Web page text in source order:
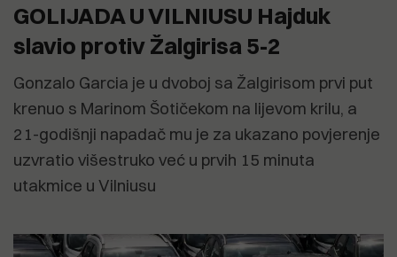
GOLIJADA U VILNIUSU Hajduk
slavio protiv Žalgirisa 5-2
Gonzalo Garcia je u dvoboj sa Žalgirisom prvi put
krenuo s Marinom Šotičekom na lijevom krilu, a
21-godišnji napadač mu je za ukazano povjerenje
uzvratio višestruko već u prvih 15 minuta
utakmice u Vilniusu